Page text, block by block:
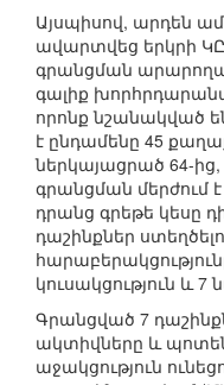
Այսպիսով, արդեն
ավարտվեց երկրի
գրանցման
գալիք
որոնք նշանակված
է ընդամենը 45
ներկայացրած 64-ից,
գրանցման մերժում
դրանց գրեթե կեսը
դաշինքներ
կուսակցություն և
Գրանցված 7
ակտիվները և
աջակցություն